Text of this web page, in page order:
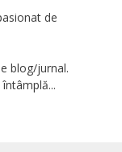
de
blog/jurnal.